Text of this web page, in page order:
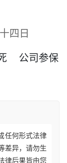
十四日
公司参保
任何形式法律
差异，请勿生
律后果皆由您